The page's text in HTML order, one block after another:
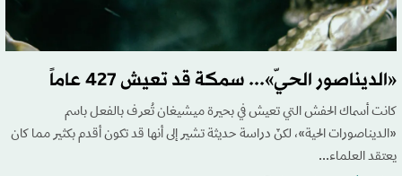
«الديناصور الحيّ»... سمكة قد تعيش 427 عاماً
كانت أسماك الحفش التي تعيش في بحيرة ميشيغان تُعرف بالفعل باسم
«الديناصورات الحية»، لكنّ دراسة حديثة تشير إلى أنها قد تكون أقدم بكثير مما كان
يعتقد العلماء...